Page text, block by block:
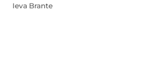
Ieva Brante